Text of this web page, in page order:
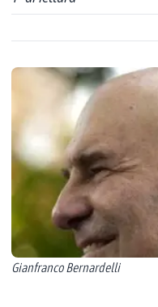
Gianfranco Bernardelli